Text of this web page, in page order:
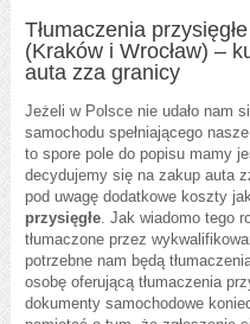
Tłumaczenia przysięgłe
(Kraków i Wrocław) –
auta zza granicy
Jeżeli w Polsce nie udało nam
samochodu spełniającego
to spore pole do popisu mamy
decydujemy się na zakup auta
pod uwagę dodatkowe koszty
przysięgłe. Jak wiadomo tego
tłumaczone przez
potrzebne nam będą
osobę oferującą tłumaczenia
dokumenty samochodowe